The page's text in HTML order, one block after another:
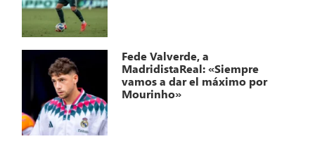
Fede Valverde, a
MadridistaReal: «Siempre
vamos a dar el máximo por
Mourinho»